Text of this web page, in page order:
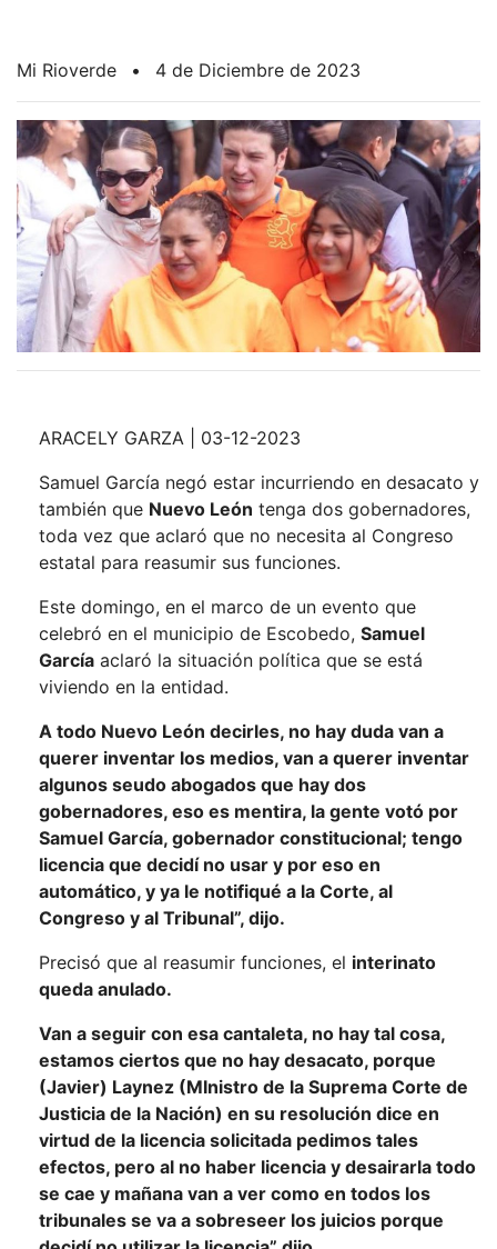
Mi Rioverde • 4 de Diciembre de 2023
ARACELY GARZA | 03-12-2023
Samuel García negó estar incurriendo en desacato y
también que Nuevo León tenga dos gobernadores,
toda vez que aclaró que no necesita al Congreso
estatal para reasumir sus funciones.
Este domingo, en el marco de un evento que
celebró en el municipio de Escobedo, Samuel
García aclaró la situación política que se está
viviendo en la entidad.
A todo Nuevo León decirles, no hay duda van a
querer inventar los medios, van a querer inventar
algunos seudo abogados que hay dos
gobernadores, eso es mentira, la gente votó por
Samuel García, gobernador constitucional; tengo
licencia que decidí no usar y por eso en
automático, y ya le notifiqué a la Corte, al
Congreso y al Tribunal”, dijo.
Precisó que al reasumir funciones, el interinato
queda anulado.
Van a seguir con esa cantaleta, no hay tal cosa,
estamos ciertos que no hay desacato, porque
(Javier) Laynez (MInistro de la Suprema Corte de
Justicia de la Nación) en su resolución dice en
virtud de la licencia solicitada pedimos tales
efectos, pero al no haber licencia y desairarla todo
se cae y mañana van a ver como en todos los
tribunales se va a sobreseer los juicios porque